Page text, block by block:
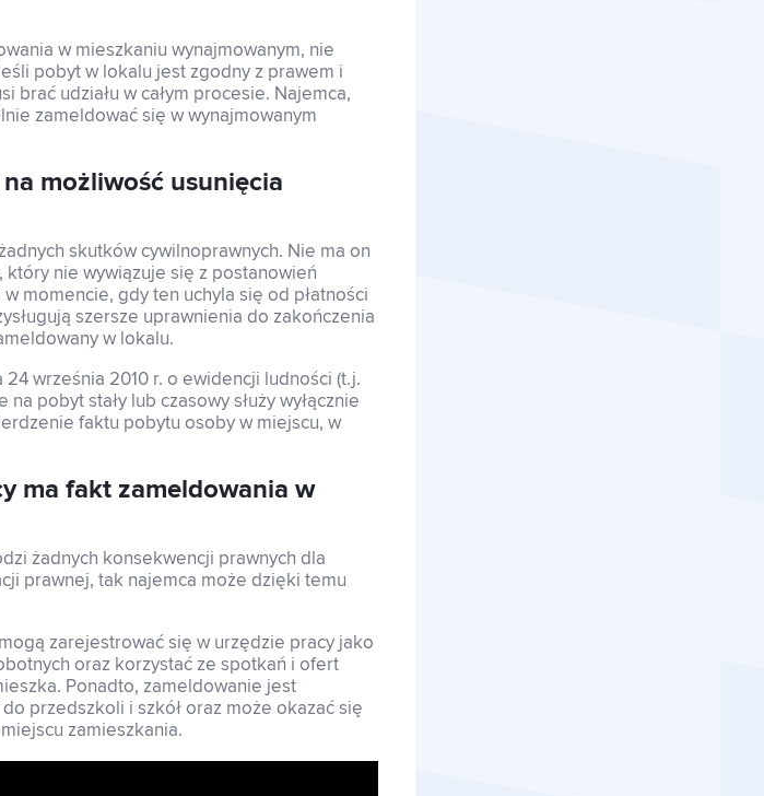
w mieszkaniu wynajmowanym, nie
pobyt w lokalu jest zgodny z prawem i
brać udziału w całym procesie. Najemca,
zameldować się w wynajmowanym
możliwość usunięcia
skutków cywilnoprawnych. Nie ma on
nie wywiązuje się z postanowień
momencie, gdy ten uchyla się od płatności
szersze uprawnienia do zakończenia
w lokalu.
września 2010 r. o ewidencji ludności (t.j.
pobyt stały lub czasowy służy wyłącznie
faktu pobytu osoby w miejscu, w
ma fakt zameldowania w
żadnych konsekwencji prawnych dla
prawnej, tak najemca może dzięki temu
zarejestrować się w urzędzie pracy jako
oraz korzystać ze spotkań i ofert
Ponadto, zameldowanie jest
przedszkoli i szkół oraz może okazać się
zamieszkania.